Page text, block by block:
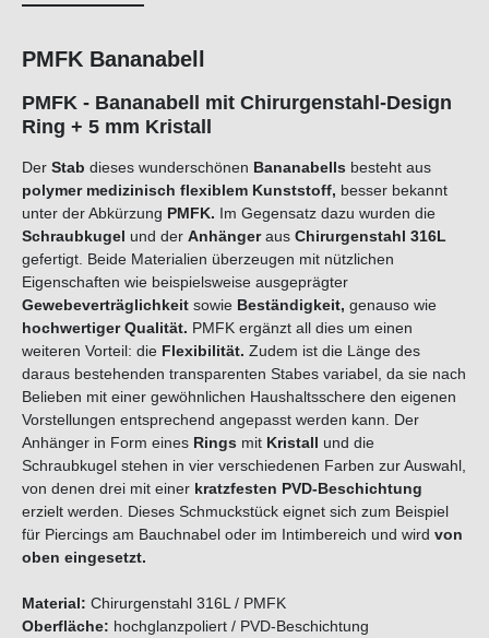
PMFK Bananabell
PMFK - Bananabell mit Chirurgenstahl-Design
Ring + 5 mm Kristall
Der Stab dieses wunderschönen Bananabells besteht aus
polymer medizinisch flexiblem Kunststoff, besser bekannt
unter der Abkürzung PMFK. Im Gegensatz dazu wurden die
Schraubkugel und der Anhängeraus Chirurgenstahl 316L
gefertigt. Beide Materialien überzeugen mit nützlichen
Eigenschaften wie beispielsweise ausgeprägter
Gewebeverträglichkeit sowie Beständigkeit, genauso wie
hochwertiger Qualität. PMFK ergänzt all dies um einen
weiteren Vorteil: die Flexibilität. Zudem ist die Länge des
daraus bestehenden transparenten Stabes variabel, da sie nach
Belieben mit einer gewöhnlichen Haushaltsschere den eigenen
Vorstellungen entsprechend angepasst werden kann. Der
Anhänger in Form eines Rings mit Kristall und die
Schraubkugel stehen in vier verschiedenen Farben zur Auswahl,
von denen drei mit einer kratzfesten PVD-Beschichtung
erzielt werden. Dieses Schmuckstück eignet sich zum Beispiel
für Piercings am Bauchnabel oder im Intimbereich und wird von
oben eingesetzt.
Material: Chirurgenstahl 316L / PMFK
Oberfläche: hochglanzpoliert / PVD-Beschichtung